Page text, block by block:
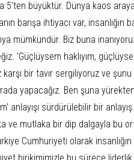
5'ten büyüktür. Dünya kaos
barışa ihtiyacı var, insanlığın
mümkündür. Biz buna
'Güçlüysem haklıyım,
bir tavır sergiliyoruz ve
yapacağız. Ben şuna
anlayışı sürdürülebilir bir
ve mutlaka bir dip dalgayla bu
Cumhuriyeti olarak